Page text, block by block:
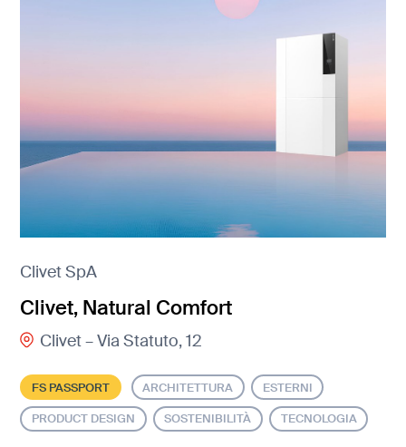
Clivet SpA
Clivet, Natural Comfort
Clivet – Via Statuto, 12
FS PASSPORT ARCHITETTURA ESTERNI
PRODUCT DESIGN SOSTENIBILITÀ TECNOLOGIA